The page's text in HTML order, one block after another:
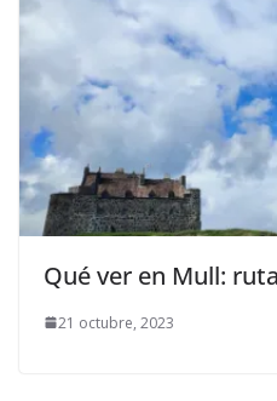
Qué ver en Mull:
21 octubre, 2023